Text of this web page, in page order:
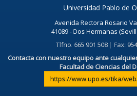
Universidad Pablo de
Avenida Rectora Rosario
41089 - Dos Hermanas
Tlfno. 665 901 508 | Fax:
Contacta con nuestro equipo ante
Facultad de Ciencias del
https://www.upo.es/tika/